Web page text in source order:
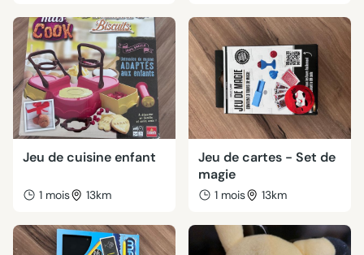
Jeu de cuisine enfant
1 mois 13km
Jeu de cartes - Set de
magie
1 mois 13km